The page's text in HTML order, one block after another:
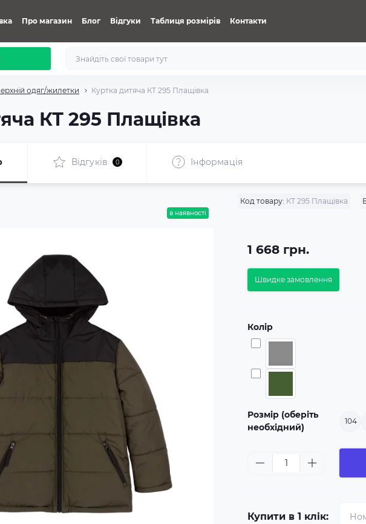
Про магазин Блог Відгуки Таблиця розмірів Контакти
одяг/жилетки Куртка дитяча КТ 295 Плащівка
КТ 295 Плащівка
Відгуків 0 Iнформація
в наявності
Код товару: КТ 295 Плащівка
1 668 грн.
Швидке замовлення
Колір
Розмір (оберіть
необхідний)
104
Купити в 1 клік: